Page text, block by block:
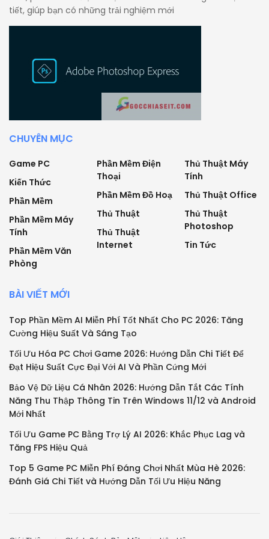
tiết, giúp bạn có những trải nghiệm mới
CHUYÊN MỤC
Game PC
Kiến Thức
Phần Mềm
Phần Mềm Máy
Tính
Phần Mềm Văn
Phòng
Phần Mềm Điện
Thoại
Phần Mềm Đồ Hoạ
Thủ Thuật
Thủ Thuật
Internet
Thủ Thuật Máy
Tính
Thủ Thuật Office
Thủ Thuật
Photoshop
Tin Tức
BÀI VIẾT MỚI
Top Phần Mềm AI Miễn Phí Tốt Nhất Cho PC 2026: Tăng
Cường Hiệu Suất Và Sáng Tạo
Tối Ưu Hóa PC Chơi Game 2026: Hướng Dẫn Chi Tiết Để
Đạt Hiệu Suất Cực Đại Với AI Và Phần Cứng Mới
Bảo Vệ Dữ Liệu Cá Nhân 2026: Hướng Dẫn Tắt Các Tính
Năng Thu Thập Thông Tin Trên Windows 11/12 và Android
Mới Nhất
Tối Ưu Game PC Bằng Trợ Lý AI 2026: Khắc Phục Lag và
Tăng FPS Hiệu Quả
Top 5 Game PC Miễn Phí Đáng Chơi Nhất Mùa Hè 2026:
Đánh Giá Chi Tiết và Hướng Dẫn Tối Ưu Hiệu Năng